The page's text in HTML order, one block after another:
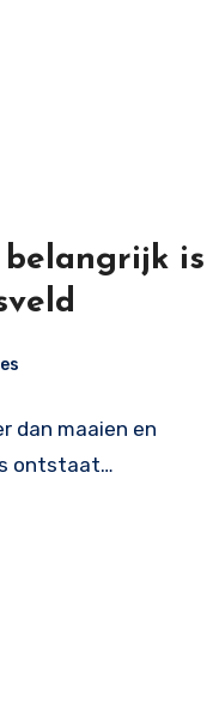
is
dan maaien en
ontstaat…